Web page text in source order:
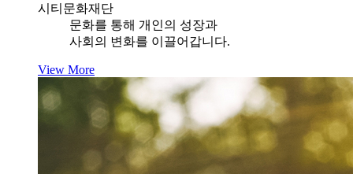
시티문화재단
문화를 통해 개인의 성장과
사회의 변화를 이끌어갑니다.
View More